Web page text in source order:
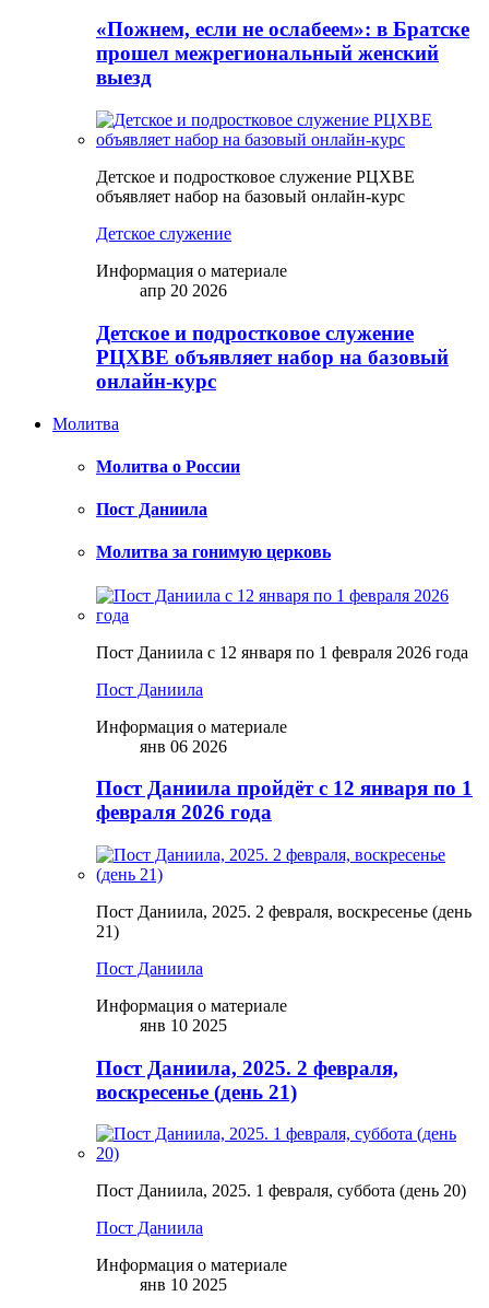
«Пожнем, если не ослабеем»: в Братске
прошел межрегиональный женский
выезд
Детское и подростковое служение РЦХВЕ
объявляет набор на базовый онлайн-курс
Детское служение
Информация о материале
апр 20 2026
Детское и подростковое служение
РЦХВЕ объявляет набор на базовый
онлайн-курс
Молитва
Молитва о России
Пост Даниила
Молитва за гонимую церковь
Пост Даниила с 12 января по 1 февраля 2026 года
Пост Даниила
Информация о материале
янв 06 2026
Пост Даниила пройдёт с 12 января по 1
февраля 2026 года
Пост Даниила, 2025. 2 февраля, воскресенье (день
21)
Пост Даниила
Информация о материале
янв 10 2025
Пост Даниила, 2025. 2 февраля,
воскресенье (день 21)
Пост Даниила, 2025. 1 февраля, суббота (день 20)
Пост Даниила
Информация о материале
янв 10 2025